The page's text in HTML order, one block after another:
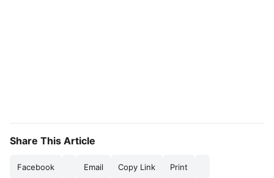
Share This Article
Facebook Email Copy Link Print